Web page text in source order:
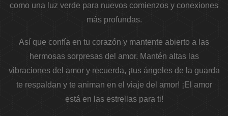
como una luz verde para nuevos comienzos y conexiones
más profundas.
Así que confía en tu corazón y mantente abierto a las
hermosas sorpresas del amor. Mantén altas las
vibraciones del amor y recuerda, ¡tus ángeles de la guarda
te respaldan y te animan en el viaje del amor! ¡El amor
está en las estrellas para ti!